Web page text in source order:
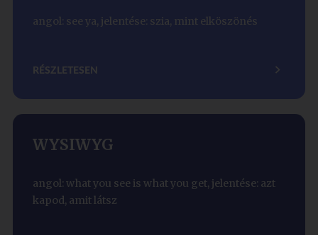
angol: see ya, jelentése: szia, mint elköszönés
RÉSZLETESEN
WYSIWYG
angol: what you see is what you get, jelentése: azt
kapod, amit látsz